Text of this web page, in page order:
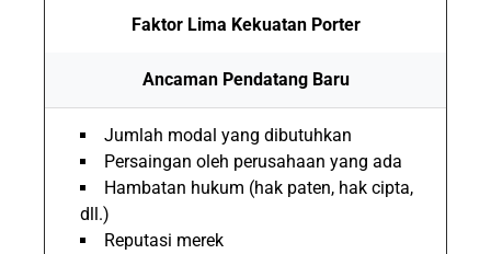
Faktor Lima Kekuatan Porter
Ancaman Pendatang Baru
Jumlah modal yang dibutuhkan
Persaingan oleh perusahaan yang ada
Hambatan hukum (hak paten, hak cipta,
dll.)
Reputasi merek